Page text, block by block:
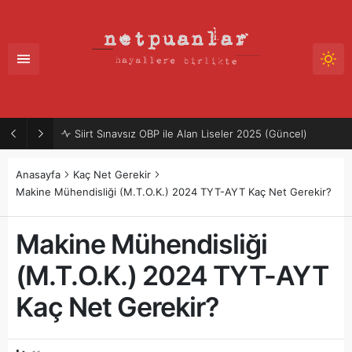
Siirt Sınavsız OBP ile Alan Liseler 2025 (Güncel)
Anasayfa
Kaç Net Gerekir
Makine Mühendisliği (M.T.O.K.) 2024 TYT-AYT Kaç Net Gerekir?
Makine Mühendisliği
(M.T.O.K.) 2024 TYT-AYT
Kaç Net Gerekir?